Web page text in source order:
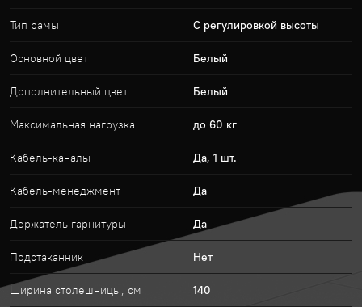
Тип рамы С регулировкой высоты
Основной цвет Белый
Дополнительный цвет Белый
Максимальная нагрузка до 60 кг
Кабель-каналы Да, 1 шт.
Кабель-менеджмент Да
Держатель гарнитуры Да
Подстаканник Нет
Ширина столешницы, cм 140